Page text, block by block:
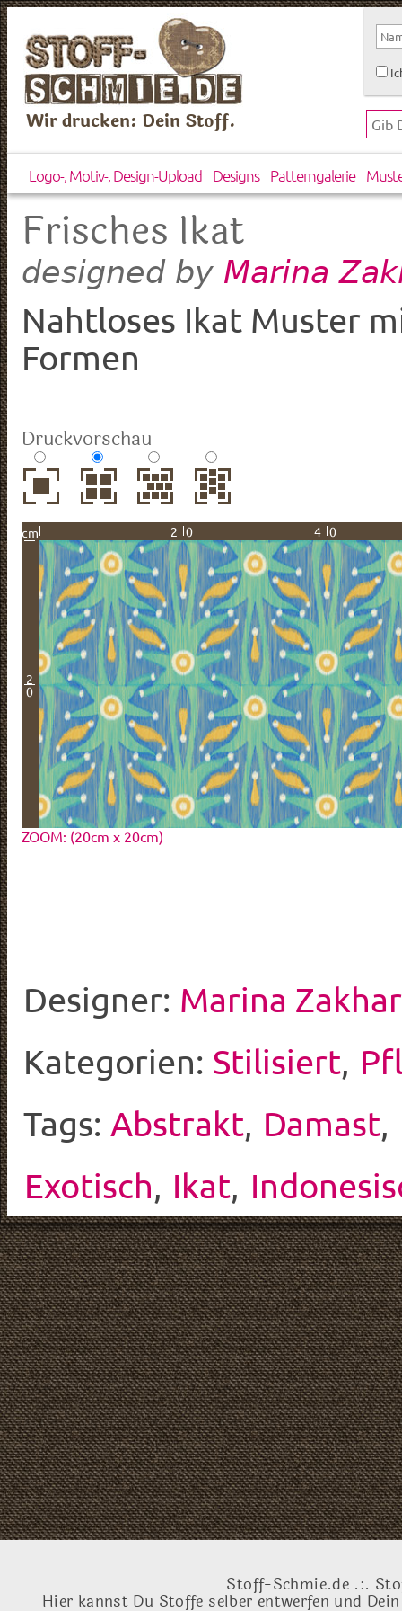
Wir drucken: Dein Stoff.
Logo-, Motiv-, Design-Upload Designs Patterngalerie
Frisches Ikat
designed by Marina
Nahtloses Ikat Muster
Formen
Druckvorschau
cm 20 40
2
0
ZOOM: (20cm x 20cm)
Designer: Marina
Kategorien: Stilisiert,
Tags: Abstrakt, Damast,
Exotisch, Ikat,
Stoff-Schmie.de .:.
Hier kannst Du Stoffe selber entwerfen und